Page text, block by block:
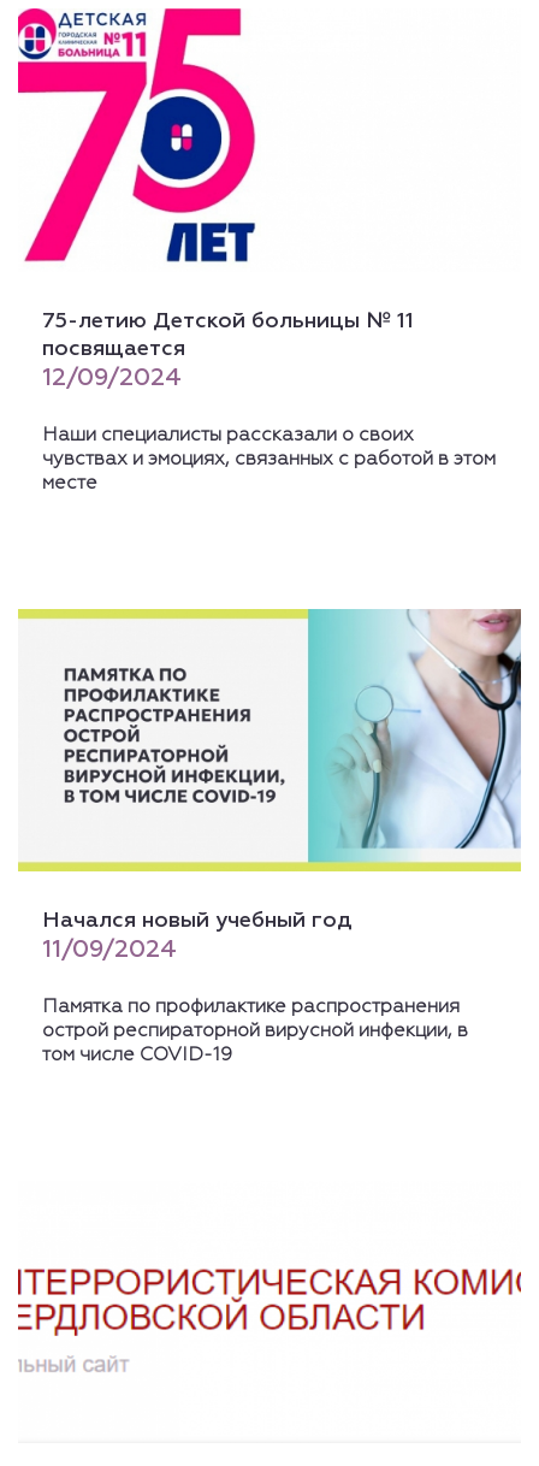
75-летию Детской больницы № 11
посвящается
12/09/2024
Наши специалисты рассказали о своих
чувствах и эмоциях, связанных с работой в этом
месте
Начался новый учебный год
11/09/2024
Памятка по профилактике распространения
острой респираторной вирусной инфекции, в
том числе COVID-19